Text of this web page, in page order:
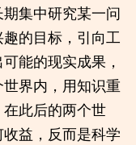
集中研究某一问
的目标，引向工
能的现实成果，
界内，用知识重
此后的两个世
益，反而是科学